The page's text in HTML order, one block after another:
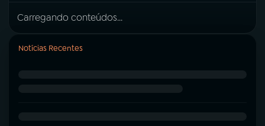
Carregando conteúdos...
Notícias Recentes